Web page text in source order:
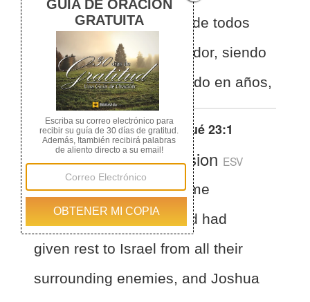
SEÑOR reposo a Israel de todos
sus enemigos de alrededor, siendo
Josué ya viejo y avanzado en años,
Otras traducciones deJosué 23:1
English Standard Version ESV
Joshua 23:1 A long time
afterward, when the Lord had
given rest to Israel from all their
surrounding enemies, and Joshua